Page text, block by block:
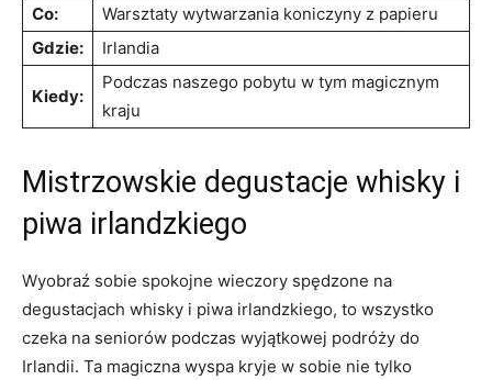
Co:
Warsztaty wytwarzania koniczyny​ z papieru
Gdzie:
Irlandia
Kiedy:
Podczas naszego pobytu w tym magicznym
kraju
Mistrzowskie degustacje whisky ‍i
piwa irlandzkiego
Wyobraź sobie ⁢spokojne wieczory spędzone na
degustacjach⁣ whisky i piwa irlandzkiego, to wszystko
czeka na ‌seniorów podczas wyjątkowej podróży⁤ do
Irlandii. Ta ​magiczna ⁢wyspa ‌kryje w sobie nie tylko